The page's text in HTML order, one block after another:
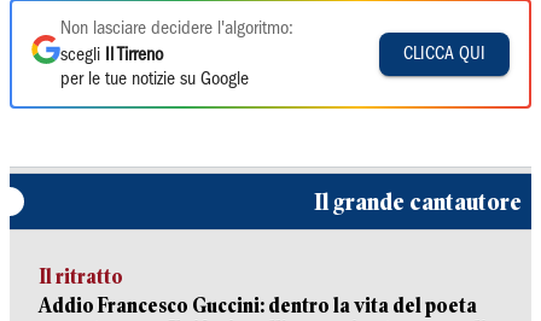
Non lasciare decidere l'algoritmo:
scegli
Il Tirreno
per le tue notizie su Google
CLICCA QUI
Il grande cantautore
Il ritratto
Addio Francesco Guccini: dentro la vita del poeta